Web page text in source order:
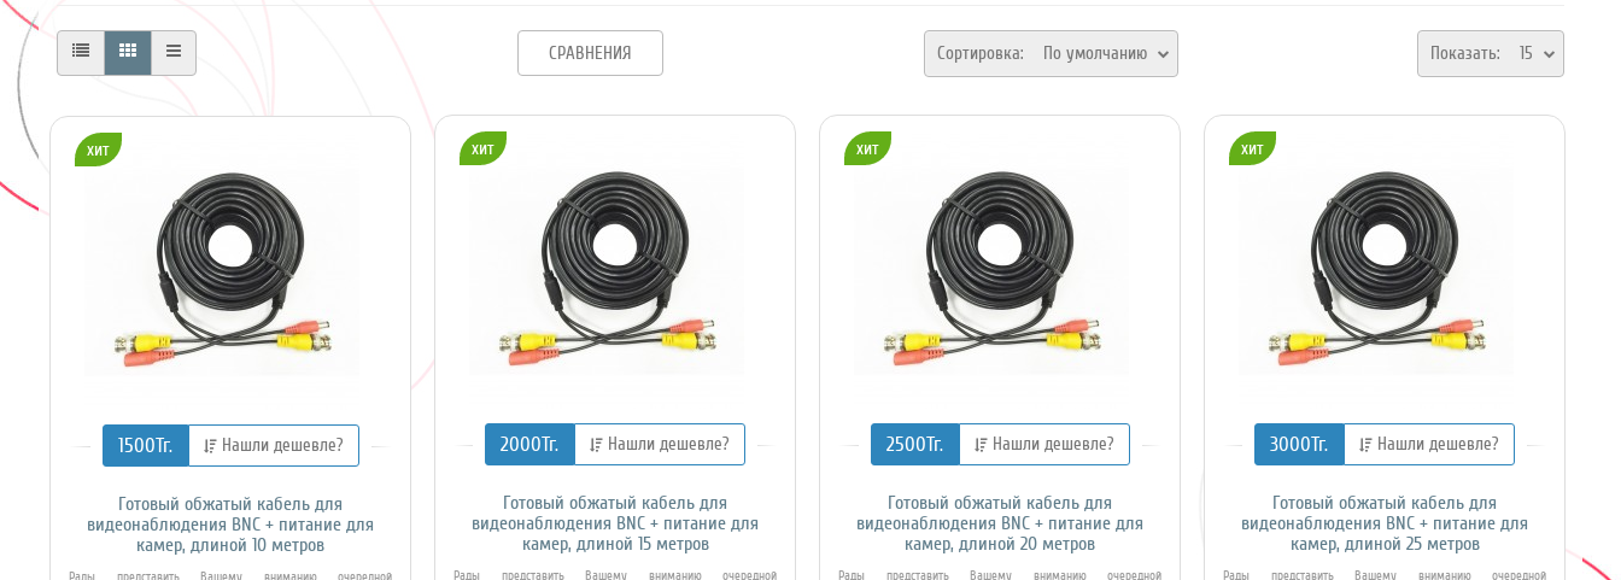
СРАВНЕНИЯ Показать: 15
Сортировка: По умолчанию
хит
1500Тг. Нашли дешевле?
Готовый обжатый кабель для
видеонаблюдения BNC + питание для
камер, длиной 10 метров
хит
2000Тг. Нашли дешевле?
Готовый обжатый кабель для
видеонаблюдения BNC + питание для
камер, длиной 15 метров
Рады представить Вашему вниманию очередной
хит
2500Тг. Нашли дешевле?
Готовый обжатый кабель для
видеонаблюдения BNC + питание для
камер, длиной 20 метров
Рады представить Вашему вниманию очередной
хит
3000Тг. Нашли дешевле?
Готовый обжатый кабель для
видеонаблюдения BNC + питание для
камер, длиной 25 метров
Рады представить Вашему вниманию очередной